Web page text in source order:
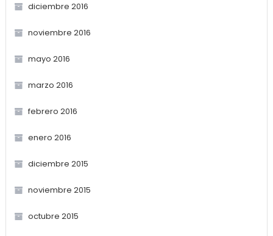
diciembre 2016
noviembre 2016
mayo 2016
marzo 2016
febrero 2016
enero 2016
diciembre 2015
noviembre 2015
octubre 2015